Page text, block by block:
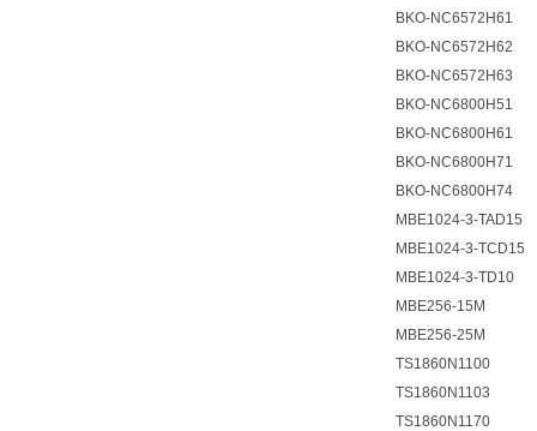
BKO-NC6572H61
BKO-NC6572H62
BKO-NC6572H63
BKO-NC6800H51
BKO-NC6800H61
BKO-NC6800H71
BKO-NC6800H74
MBE1024-3-TAD15
MBE1024-3-TCD15
MBE1024-3-TD10
MBE256-15M
MBE256-25M
TS1860N1100
TS1860N1103
TS1860N1170